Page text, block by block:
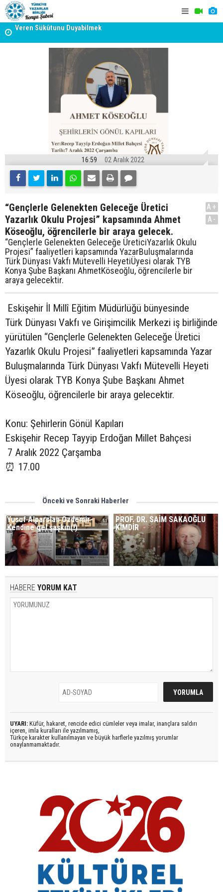
Veren Sükûtunu Duyabilmek
Erzincan’da Kültür ve Edebiyat Zirvesi - Nurettin Topçu
Sokağı Açılışı
16:59 02 Aralık 2022
“Gençlerle Gelenekten Geleceğe Üretici
Yazarlık Okulu Projesi” kapsamında Ahmet
Köseoğlu, öğrencilerle bir araya gelecek.
“Gençlerle Gelenekten Geleceğe ÜreticiYazarlık Okulu
Projesi” faaliyetleri kapsamında YazarBuluşmalarında
Türk Dünyası Vakfı Mütevelli HeyetiÜyesi olarak TYB
Konya Şube Başkanı AhmetKöseoğlu, öğrencilerle bir
araya gelecektir.
A+
A-
Eskişehir İl Millî Eğitim Müdürlüğü bünyesinde
Türk Dünyası Vakfı ve Girişimcilik Merkezi iş birliğinde
yürütülen “Gençlerle Gelenekten Geleceğe Üretici
Yazarlık Okulu Projesi” faaliyetleri kapsamında Yazar
Buluşmalarında Türk Dünyası Vakfı Mütevelli Heyeti
Üyesi olarak TYB Konya Şube Başkanı Ahmet
Köseoğlu, öğrencilerle bir araya gelecektir.
Konu: Şehirlerin Gönül Kapıları
Eskişehir Recep Tayyip Erdoğan Millet Bahçesi
7 Aralık 2022 Çarşamba
⏰ 17.00
Önceki ve Sonraki Haberler
Yusuf Alparslan Özdemir-
Kendine gel şaşkın(!)
PROF. DR. SAİM SAKAOĞLU
KİMDİR
HABERE YORUM KAT
UYARI: Küfür, hakaret, rencide edici cümleler veya imalar, inançlara saldırı
içeren, imla kuralları ile yazılmamış,
Türkçe karakter kullanılmayan ve büyük harflerle yazılmış yorumlar
onaylanmamaktadır.